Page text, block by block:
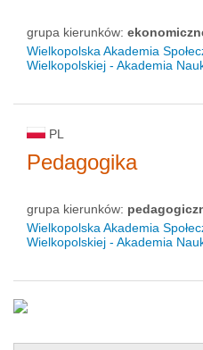
status uczelni
grupa kierunków:
Wielkopolska Akademia
Wielkopolskiej - Akademia
PL
Pedagogika
grupa kierunków:
Wielkopolska Akademia
Wielkopolskiej - Akademia